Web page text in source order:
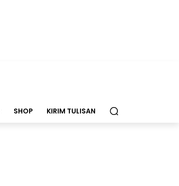
SHOP KIRIM TULISAN